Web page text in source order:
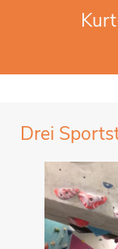
Drei
Website
Hier